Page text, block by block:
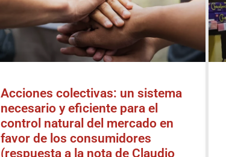
Acciones colectivas: un sistema
necesario y eficiente para el
control natural del mercado en
favor de los consumidores
(respuesta a la nota de Claudio